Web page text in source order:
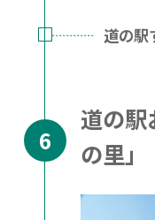
道の駅
道の
の里」